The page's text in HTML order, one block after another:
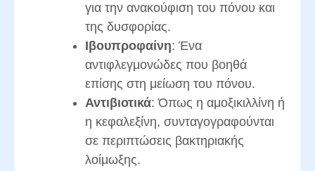
για την ανακούφιση του πόνου και
της δυσφορίας.
Ιβουπροφαίνη: Ένα
αντιφλεγμονώδες που βοηθά
επίσης στη μείωση του πόνου.
Αντιβιοτικά: Όπως η αμοξικιλλίνη ή
η κεφαλεξίνη, συνταγογραφούνται
σε περιπτώσεις βακτηριακής
λοίμωξης.